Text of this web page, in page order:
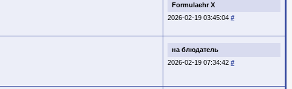
Formulaehr X
2026-02-19 03:45:04 #
на блюдатель
2026-02-19 07:34:42 #